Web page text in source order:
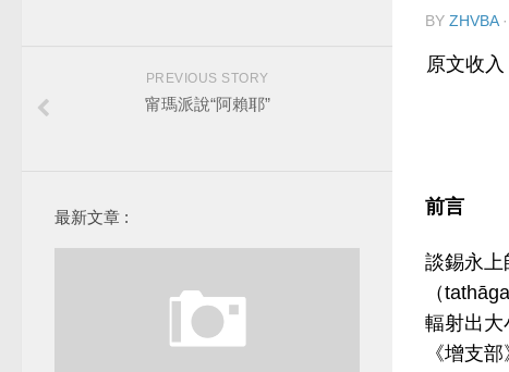
BY ZHVBA
原文收
前言
談錫永上
（
輻射出大
《增支
PREVIOUS STORY
甯瑪派說“阿賴耶”
最新文章 :